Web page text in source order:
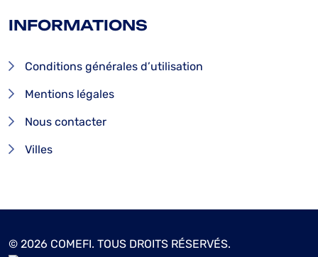
INFORMATIONS
Conditions générales d’utilisation
Mentions légales
Nous contacter
Villes
© 2026 COMEFI. TOUS DROITS RÉSERVÉS.